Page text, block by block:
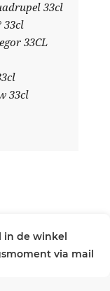
33cl
33cl
33CL
33cl
in de winkel
via mail